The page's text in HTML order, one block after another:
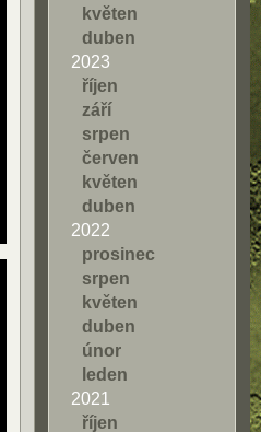
květen
duben
2023
říjen
září
srpen
červen
květen
duben
2022
prosinec
srpen
květen
duben
únor
leden
2021
říjen